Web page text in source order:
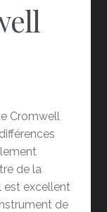
Cromwell
de la
est excellent
de